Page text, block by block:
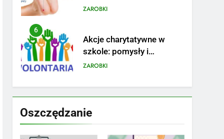
na tym stanowisku
ZAROBKI
6
Akcje charytatywne w
szkole: pomysły i
przykłady, które
ZAROBKI
7
Jak przygotować się
finansowo na narodziny
jak zaplanować budżet
PORADY
Oszczędzanie